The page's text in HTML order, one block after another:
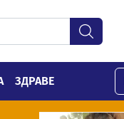
ЗДРАВЕ